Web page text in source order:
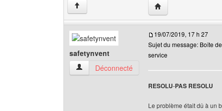
↑ Visiter le site web
safetynvent
safetynvent Voir le profil de l'utilisateur
Déconnecté
19/07/2019, 17 h 27
Sujet du message: Boîte
service
RESOLU-PAS RESOLU
Le problème était dû à un